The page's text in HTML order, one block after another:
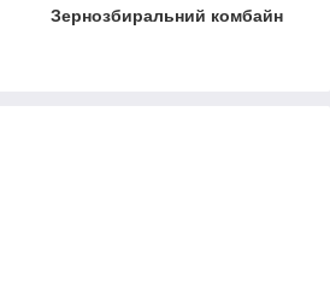
Зернозбиральний комбайн